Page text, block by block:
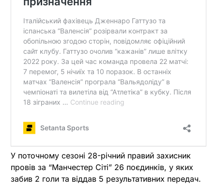
У поточному сезоні 28-річний правий захисник
провів за “Манчестер Сіті” 26 поєдинків, у яких
забив 2 голи та віддав 5 результативних передач.